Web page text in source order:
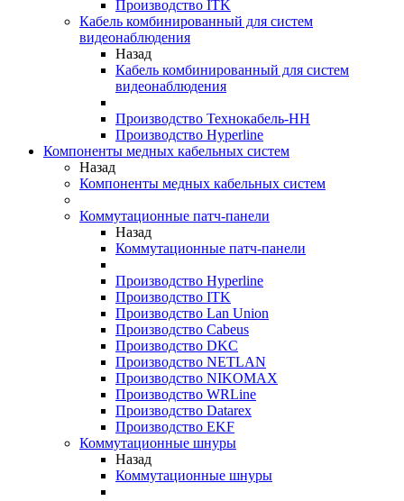
Производство ITK
Кабель комбинированный для систем
видеонаблюдения
Назад
Кабель комбинированный для систем
видеонаблюдения
Производство Технокабель-НН
Производство Hyperline
Компоненты медных кабельных систем
Назад
Компоненты медных кабельных систем
Коммутационные патч-панели
Назад
Коммутационные патч-панели
Производство Hyperline
Производство ITK
Производство Lan Union
Производство Cabeus
Производство DKC
Производство NETLAN
Производство NIKOMAX
Производство WRLine
Производство Datarex
Производство EKF
Коммутационные шнуры
Назад
Коммутационные шнуры